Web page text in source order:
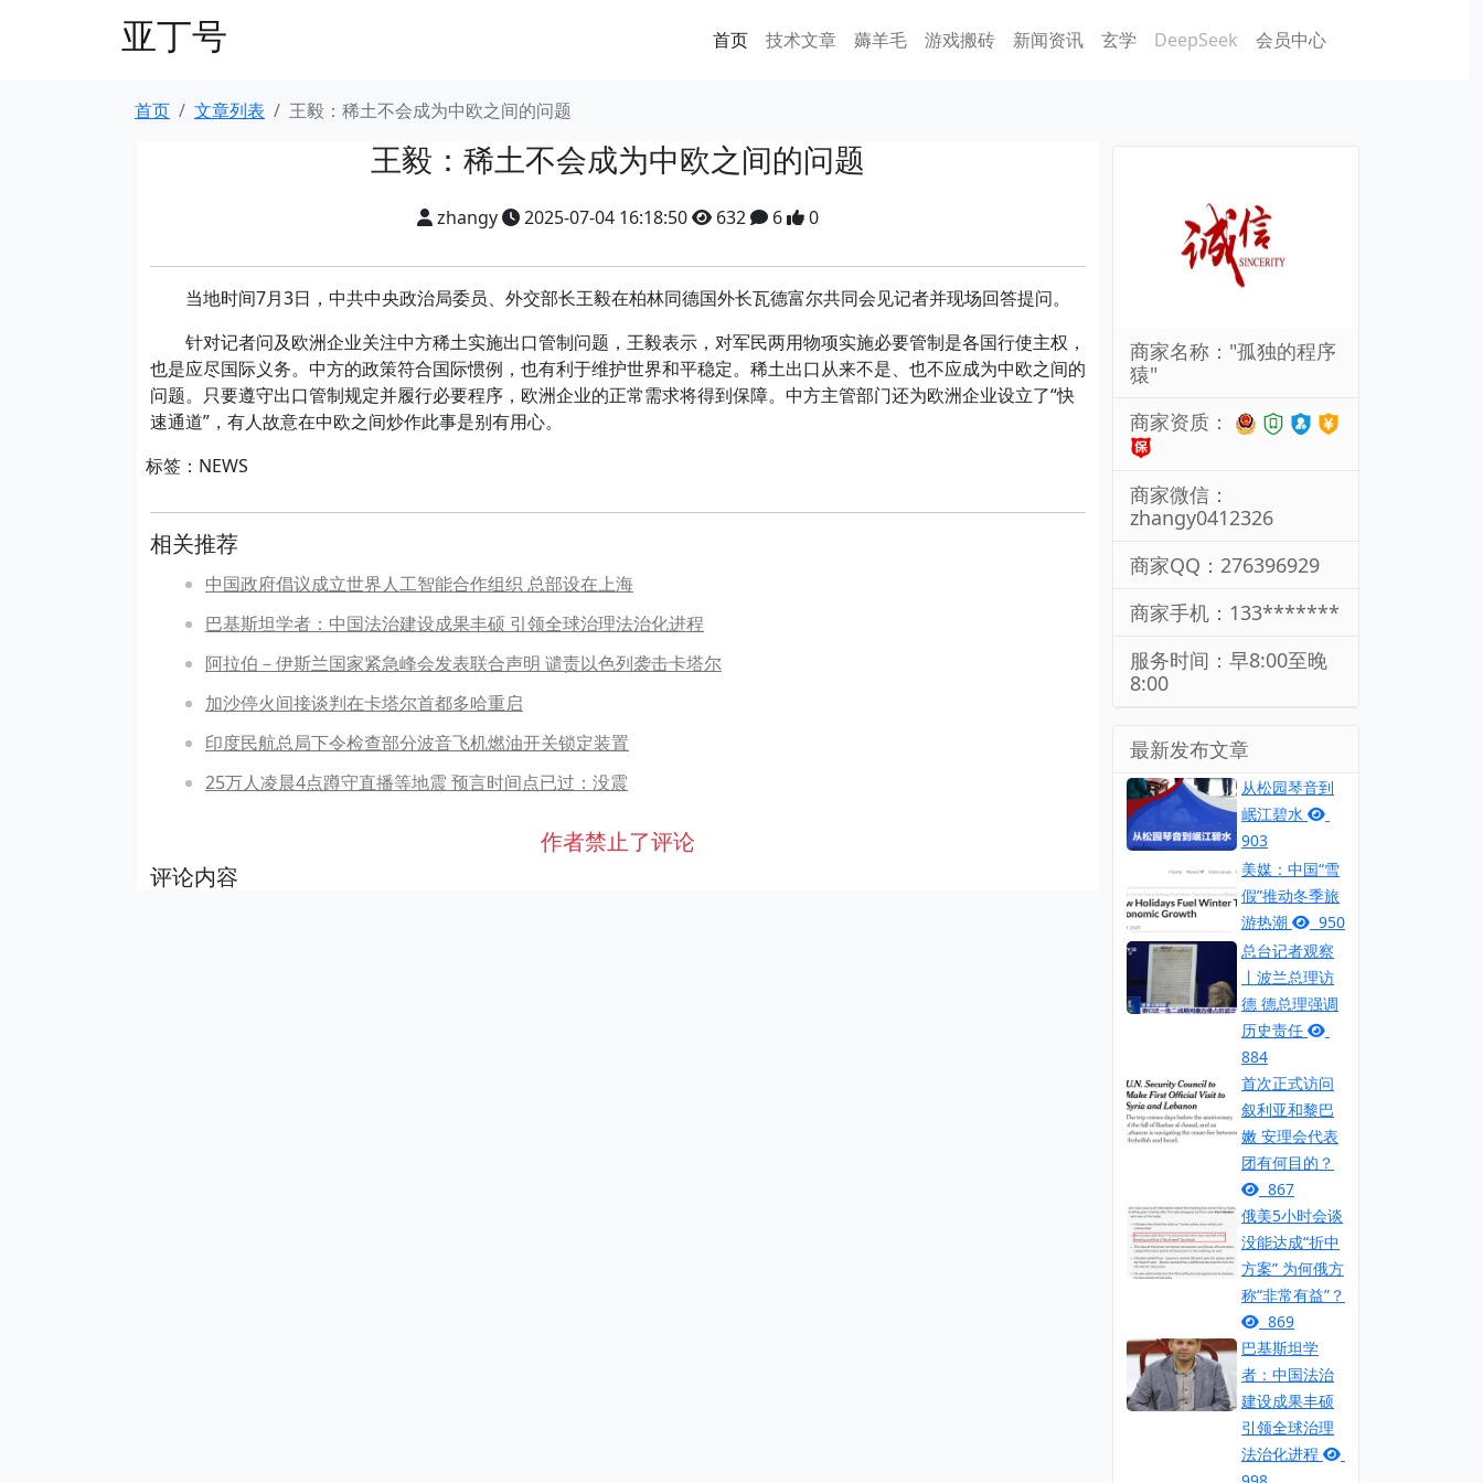
亚丁号 首页 技术文章 薅羊毛 游戏搬砖 新闻资讯 玄学 DeepSeek 会员中心
首页 文章列表 王毅：稀土不会成为中欧之间的问题
王毅：稀土不会成为中欧之间的问题
zhangy 2025-07-04 16:18:50 632 6 0
当地时间7月3日，中共中央政治局委员、外交部长王毅在柏林同德国外长瓦德富尔共同会见记者并现场回答提问。
针对记者问及欧洲企业关注中方稀土实施出口管制问题，王毅表示，对军民两用物项实施必要管制是各国行使主权，
也是应尽国际义务。中方的政策符合国际惯例，也有利于维护世界和平稳定。稀土出口从来不是、也不应成为中欧之间的
问题。只要遵守出口管制规定并履行必要程序，欧洲企业的正常需求将得到保障。中方主管部门还为欧洲企业设立了“快
速通道”，有人故意在中欧之间炒作此事是别有用心。
标签：NEWS
相关推荐
中国政府倡议成立世界人工智能合作组织 总部设在上海
巴基斯坦学者：中国法治建设成果丰硕 引领全球治理法治化进程
阿拉伯－伊斯兰国家紧急峰会发表联合声明 谴责以色列袭击卡塔尔
加沙停火间接谈判在卡塔尔首都多哈重启
印度民航总局下令检查部分波音飞机燃油开关锁定装置
25万人凌晨4点蹲守直播等地震 预言时间点已过：没震
作者禁止了评论
评论内容
商家名称："孤独的程序
猿"
商家资质：
商家微信：
zhangy0412326
商家QQ：276396929
商家手机：133*******
服务时间：早8:00至晚
8:00
最新发布文章
从松园琴音到
岷江碧水
903
美媒：中国“雪
假”推动冬季旅
游热潮
950
总台记者观察
丨波兰总理访
德 德总理强调
历史责任
884
首次正式访问
叙利亚和黎巴
嫩 安理会代表
团有何目的？
867
俄美5小时会谈
没能达成“折中
方案” 为何俄方
称“非常有益”？
869
巴基斯坦学
者：中国法治
建设成果丰硕
引领全球治理
法治化进程